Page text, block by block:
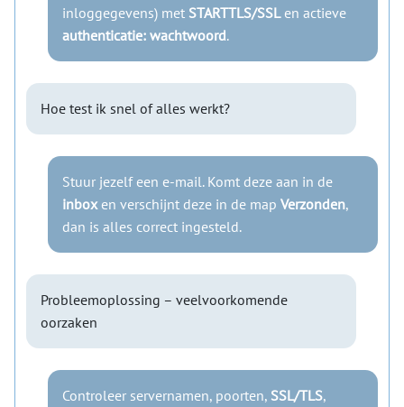
inloggegevens) met STARTTLS/SSLen actieve
authenticatie: wachtwoord.
Hoe test ik snel of alles werkt?
Stuur jezelf een e-mail. Komt deze aan in de
inboxen verschijnt deze in de map Verzonden,
dan is alles correct ingesteld.
Probleemoplossing – veelvoorkomende
oorzaken
Controleer servernamen, poorten, SSL/TLS,